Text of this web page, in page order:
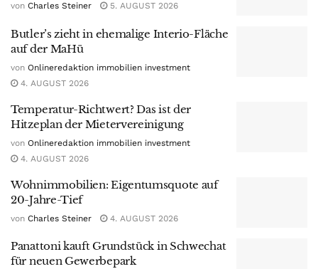
von Charles Steiner 5. AUGUST 2026
Butler’s zieht in ehemalige Interio-Fläche
auf der MaHü
von Onlineredaktion immobilien investment
4. AUGUST 2026
Temperatur-Richtwert? Das ist der
Hitzeplan der Mietervereinigung
von Onlineredaktion immobilien investment
4. AUGUST 2026
Wohnimmobilien: Eigentumsquote auf
20-Jahre-Tief
von Charles Steiner 4. AUGUST 2026
Panattoni kauft Grundstück in Schwechat
für neuen Gewerbepark